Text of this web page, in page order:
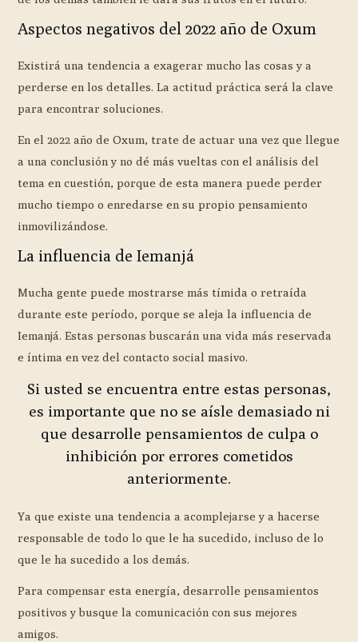
Aspectos negativos del 2022 año de Oxum
Existirá una tendencia a exagerar mucho las cosas y a
perderse en los detalles. La actitud práctica será la clave
para encontrar soluciones.
En el 2022 año de Oxum, trate de actuar una vez que llegue
a una conclusión y no dé más vueltas con el análisis del
tema en cuestión, porque de esta manera puede perder
mucho tiempo o enredarse en su propio pensamiento
inmovilizándose.
La influencia de Iemanjá
Mucha gente puede mostrarse más tímida o retraída
durante este período, porque se aleja la influencia de
Iemanjá. Estas personas buscarán una vida más reservada
e íntima en vez del contacto social masivo.
Si usted se encuentra entre estas personas,
es importante que no se aísle demasiado ni
que desarrolle pensamientos de culpa o
inhibición por errores cometidos
anteriormente.
Ya que existe una tendencia a acomplejarse y a hacerse
responsable de todo lo que le ha sucedido, incluso de lo
que le ha sucedido a los demás.
Para compensar esta energía, desarrolle pensamientos
positivos y busque la comunicación con sus mejores
amigos.